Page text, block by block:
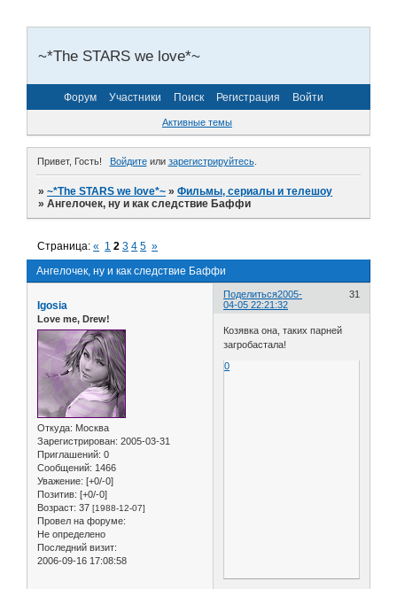
~*The STARS we love*~
Форум Участники Поиск Регистрация Войти
Активные темы
Привет, Гость! Войдитеили зарегистрируйтесь.
»~*The STARS we love*~ »Фильмы, сериалы и телешоу
»Ангелочек, ну и как следствие Баффи
Ангелочек, ну и как следствие Баффи
Страница:« 1 2 3 4 5 »
Поделиться 31
2005-
04-05 22:21:32
Igosia
Love me, Drew!
Откуда: Москва
Зарегистрирован: 2005-03-31
Приглашений: 0
Сообщений: 1466
Уважение: [+0/-0]
Позитив: [+0/-0]
Возраст: 37 [1988-12-07]
Провел на форуме:
Не определено
Последний визит:
2006-09-16 17:08:58
Козявка она, таких парней
загробастала!
0